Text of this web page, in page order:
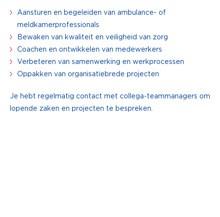
Aansturen en begeleiden van ambulance- of
meldkamerprofessionals
Bewaken van kwaliteit en veiligheid van zorg
Coachen en ontwikkelen van medewerkers
Verbeteren van samenwerking en werkprocessen
Oppakken van organisatiebrede projecten
Je hebt regelmatig contact met collega-teammanagers om
lopende zaken en projecten te bespreken.